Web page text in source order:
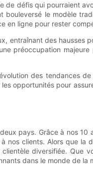
de défis qui pourraient
bouleversé le modèle
en ligne pour rester
entraînant des hausses
préoccupation majeure
des tendances
opportunités pour
pays. Grâce à nos 10
nos clients. Alors que la
diversifiée. Que
dans le monde de la